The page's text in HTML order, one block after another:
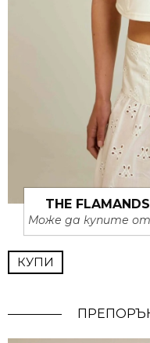
THE
Може да купите
КУПИ